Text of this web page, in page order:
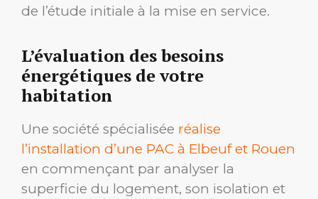
de l’étude initiale à la mise en service.
L’évaluation des besoins
énergétiques de votre
habitation
Une société spécialisée réalise
l’installation d’une PAC à Elbeuf et Rouen
en commençant par analyser la
superficie du logement, son isolation et